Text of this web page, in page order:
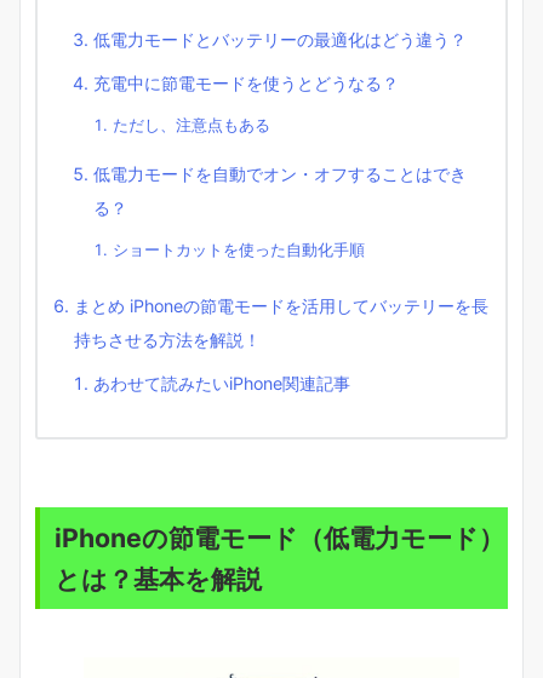
低電力モードとバッテリーの最適化はどう違う？
充電中に節電モードを使うとどうなる？
ただし、注意点もある
低電力モードを自動でオン・オフすることはでき
る？
ショートカットを使った自動化手順
まとめ iPhoneの節電モードを活用してバッテリーを長
持ちさせる方法を解説！
あわせて読みたいiPhone関連記事
iPhoneの節電モード（低電力モード）
とは？基本を解説